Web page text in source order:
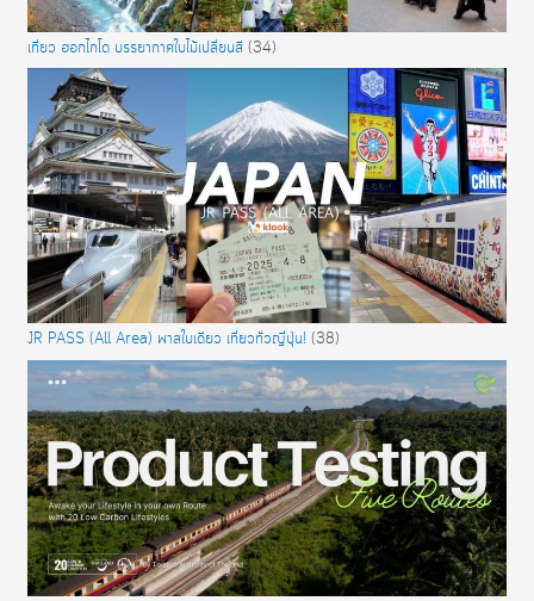
เที่ยว ฮอกไกโด บรรยากาศใบไม้เปลี่ยนสี (34)
JR PASS (All Area) พาสใบเดียว เที่ยวทั่วญี่ปุ่น! (38)